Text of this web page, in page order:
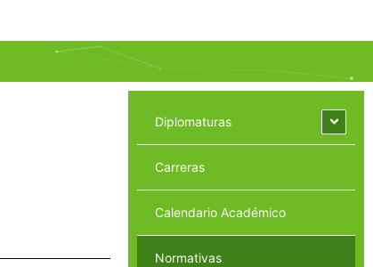
Diplomaturas
Carreras
Calendario Académico
Normativas